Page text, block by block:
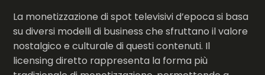
La monetizzazione di spot televisivi d’epoca si basa
su diversi modelli di business che sfruttano il valore
nostalgico e culturale di questi contenuti. Il
licensing diretto rappresenta la forma più